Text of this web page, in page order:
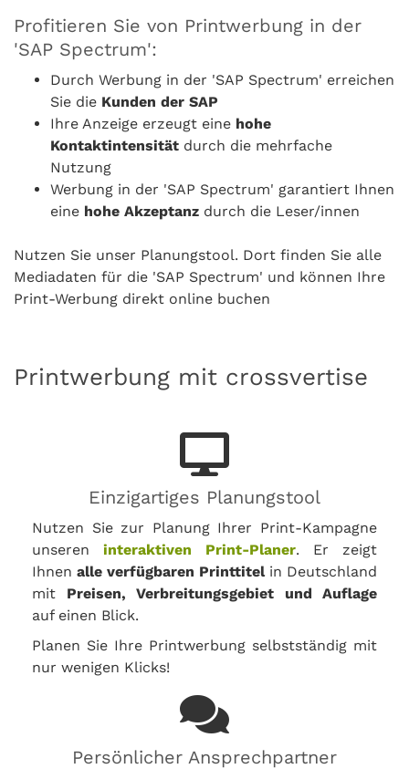
Profitieren Sie von Printwerbung in der
'SAP Spectrum':
Durch Werbung in der 'SAP Spectrum' erreichen
Sie die Kunden der SAP
Ihre Anzeige erzeugt eine hohe
Kontaktintensität durch die mehrfache
Nutzung
Werbung in der 'SAP Spectrum' garantiert Ihnen
eine hohe Akzeptanz durch die Leser/innen
Nutzen Sie unser Planungstool. Dort finden Sie alle
Mediadaten für die 'SAP Spectrum' und können Ihre
Print-Werbung direkt online buchen
Printwerbung mit crossvertise
Einzigartiges Planungstool
Nutzen Sie zur Planung Ihrer Print-Kampagne
unseren interaktiven Print-Planer. Er zeigt
Ihnen alle verfügbaren Printtitelin Deutschland
mit Preisen, Verbreitungsgebiet und Auflage
auf einen Blick.
Planen Sie Ihre Printwerbung selbstständig mit
nur wenigen Klicks!
Persönlicher Ansprechpartner